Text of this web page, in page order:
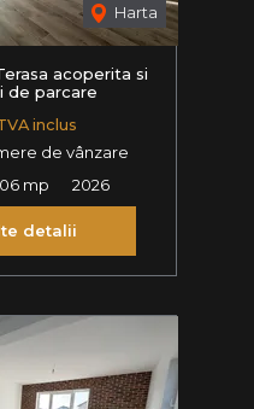
Harta
acoperita si
de parcare
inclus
de vânzare
mp 2026
detalii